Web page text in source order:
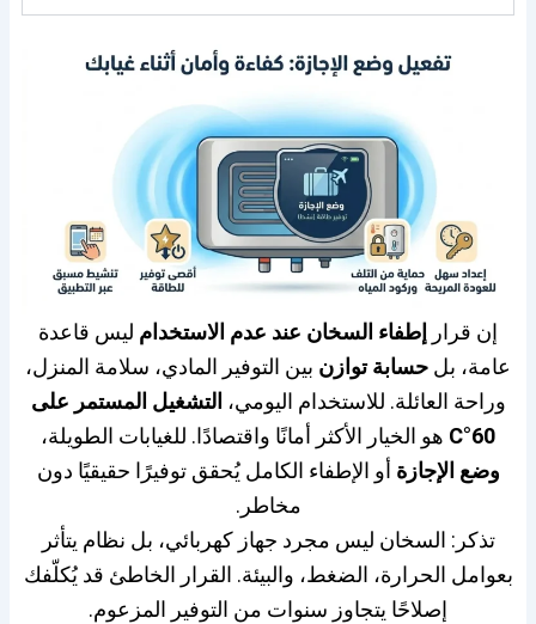
إن قرار إطفاء السخان عند عدم الاستخدام ليس قاعدة
عامة، بل حسابة توازن بين التوفير المادي، سلامة المنزل،
وراحة العائلة. للاستخدام اليومي، التشغيل المستمر على
60°C
هو الخيار الأكثر أمانًا واقتصادًا. للغيابات الطويلة،
وضع الإجازة أو الإطفاء الكامل يُحقق توفيرًا حقيقيًا دون
مخاطر.
تذكر: السخان ليس مجرد جهاز كهربائي، بل نظام يتأثر
بعوامل الحرارة، الضغط، والبيئة. القرار الخاطئ قد يُكلّفك
إصلاحًا يتجاوز سنوات من التوفير المزعوم.